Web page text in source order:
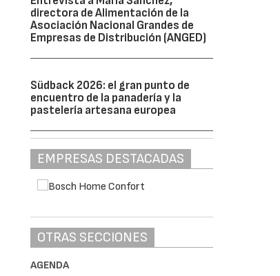
directora de Alimentación de la
Asociación Nacional Grandes de
Empresas de Distribución (ANGED)
Südback 2026: el gran punto de
encuentro de la panadería y la
pastelería artesana europea
EMPRESAS DESTACADAS
OTRAS SECCIONES
AGENDA